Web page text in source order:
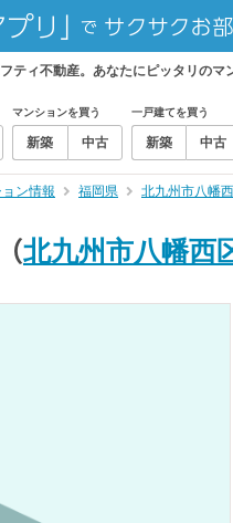
ティ不動産。あなたにピッタリのマ
マンションを買う
新築 中古
一戸建てを買う
新築 中古
ン情報 福岡県 北九州市八幡
（北九州市八幡西